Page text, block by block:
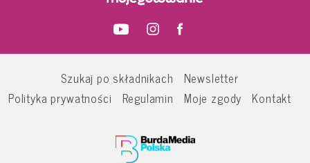
Szukaj po składnikach
Newsletter
Polityka prywatności
Regulamin Moje zgody Kontakt